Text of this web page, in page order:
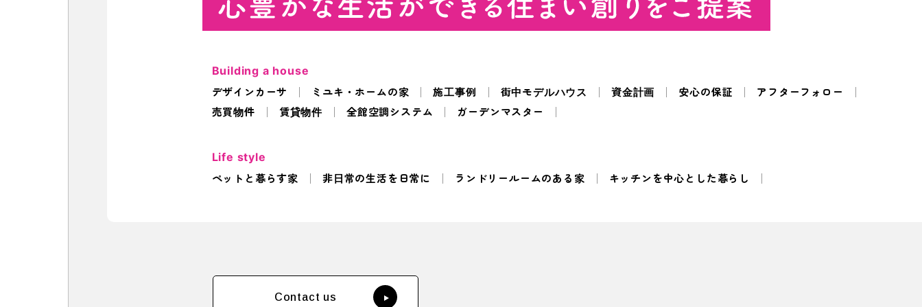
Building a house
デザインカーサ ミユキ・ホームの家 施工事例 街中モデルハウス 資金計画 安心の保証
アフターフォロー
売買物件
賃貸物件 全館空調システム ガーデンマスター
Life style
ペットと暮らす家 非日常の生活を日常に ランドリールームのある家 キッチンを中心とした暮らし
Contact us